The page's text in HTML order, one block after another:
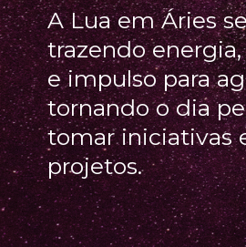
A Lua em Áries
trazendo
e impulso para
tornando o dia
tomar iniciativas
projetos.